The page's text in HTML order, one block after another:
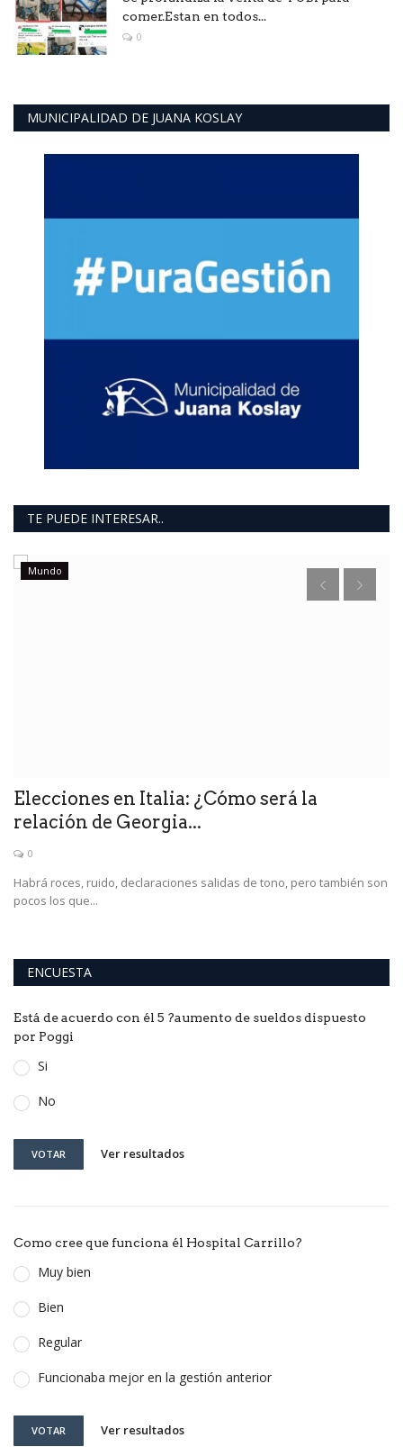
comer.Estan en todos...
0
MUNICIPALIDAD DE JUANA KOSLAY
TE PUEDE INTERESAR..
Mundo
Elecciones en Italia: ¿Cómo será la
relación de Georgia...
0
Habrá roces, ruido, declaraciones salidas de tono, pero también son
pocos los que...
ENCUESTA
Está de acuerdo con él 5 ?aumento de sueldos dispuesto
por Poggi
Si
No
VOTAR Ver resultados
Como cree que funciona él Hospital Carrillo?
Muy bien
Bien
Regular
Funcionaba mejor en la gestión anterior
VOTAR Ver resultados